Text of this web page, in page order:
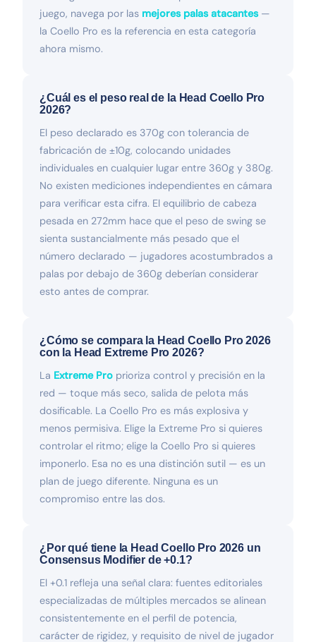
juego, navega por las mejores palas atacantes—
la Coello Pro es la referencia en esta categoría
ahora mismo.
¿Cuál es el peso real de la Head Coello Pro
2026?
El peso declarado es 370g con tolerancia de
fabricación de ±10g, colocando unidades
individuales en cualquier lugar entre 360g y 380g.
No existen mediciones independientes en cámara
para verificar esta cifra. El equilibrio de cabeza
pesada en 272mm hace que el peso de swing se
sienta sustancialmente más pesado que el
número declarado — jugadores acostumbrados a
palas por debajo de 360g deberían considerar
esto antes de comprar.
¿Cómo se compara la Head Coello Pro 2026
con la Head Extreme Pro 2026?
La Extreme Pro prioriza control y precisión en la
red — toque más seco, salida de pelota más
dosificable. La Coello Pro es más explosiva y
menos permisiva. Elige la Extreme Pro si quieres
controlar el ritmo; elige la Coello Pro si quieres
imponerlo. Esa no es una distinción sutil — es un
plan de juego diferente. Ninguna es un
compromiso entre las dos.
¿Por qué tiene la Head Coello Pro 2026 un
Consensus Modifier de +0.1?
El +0.1 refleja una señal clara: fuentes editoriales
especializadas de múltiples mercados se alinean
consistentemente en el perfil de potencia,
carácter de rigidez, y requisito de nivel de jugador